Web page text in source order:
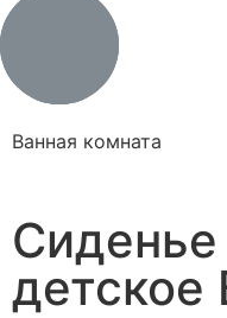
Ванная комната
Сиденье
детское